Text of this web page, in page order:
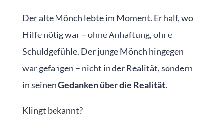
Der alte Mönch lebte im Moment. Er half, wo
Hilfe nötig war – ohne Anhaftung, ohne
Schuldgefühle. Der junge Mönch hingegen
war gefangen – nicht in der Realität, sondern
in seinenGedanken über die Realität.
Klingt bekannt?